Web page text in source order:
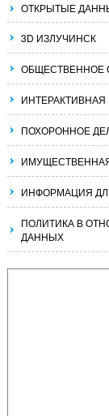
ОТКРЫТЫЕ
3D ИЗЛУЧИНСК
ОБЩЕСТВЕННОЕ
ИНТЕРАКТИВНАЯ
ПОХОРОННОЕ
ИНФОРМАЦИЯ
ПОЛИТИКА В
ДАННЫХ